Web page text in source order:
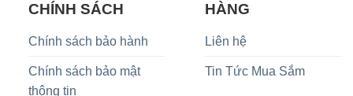
CHÍNH SÁCH
Chính sách bảo hành
Chính sách bảo mật
thông tin
HÀNG
Liên hệ
Tin Tức Mua Sắm